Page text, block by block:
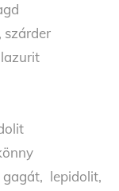
szárder
lepidolit,